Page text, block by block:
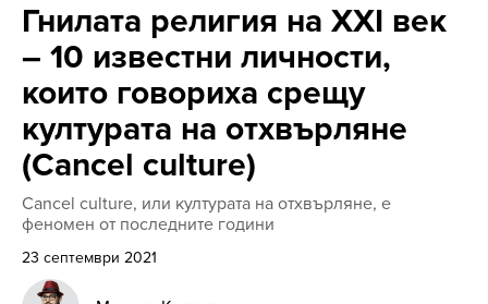
и
Гнилата религия на XXI век
– 10 известни личности,
които говориха срещу
културата на отхвърляне
(Cancel culture)
Cancel culture, или културата на отхвърляне, е
феномен от последните години
23 септември 2021